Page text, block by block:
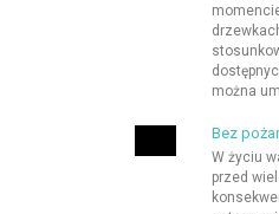
można
Bez
W życiu
przed